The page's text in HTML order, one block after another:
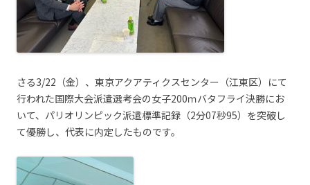
さる3/22（金）、東京アクアティクスセンター（江東区）にて
行われた国際大会派遣選考会の女子200ｍバタフライ決勝にお
いて、パリオリンピック派遣標準記録（2分07秒95）を突破し
て優勝し、代表に内定したものです。